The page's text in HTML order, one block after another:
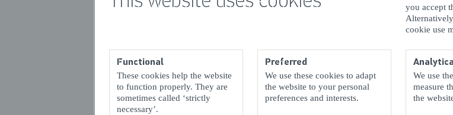
you accept
cookie use
Functional
These cookies help the website
to function properly. They are
sometimes called ‘strictly
necessary’.
Preferred
We use these cookies to adapt
the website to your personal
preferences and interests.
We use
measure
the
VORIGE